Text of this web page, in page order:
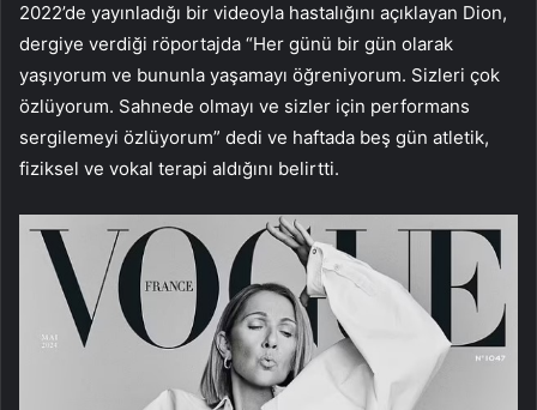
2022’de yayınladığı bir videoyla hastalığını açıklayan Dion,
dergiye verdiği röportajda “Her günü bir gün olarak
yaşıyorum ve bununla yaşamayı öğreniyorum. Sizleri çok
özlüyorum. Sahnede olmayı ve sizler için performans
sergilemeyi özlüyorum” dedi ve haftada beş gün atletik,
fiziksel ve vokal terapi aldığını belirtti.